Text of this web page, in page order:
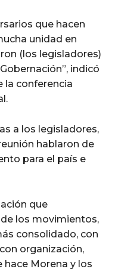
que hacen
unidad en
(los legisladores)
indicó
la conferencia
a los legisladores,
hablaron de
para el país e
que
los movimientos,
consolidado, con
organización,
hace Morena y los